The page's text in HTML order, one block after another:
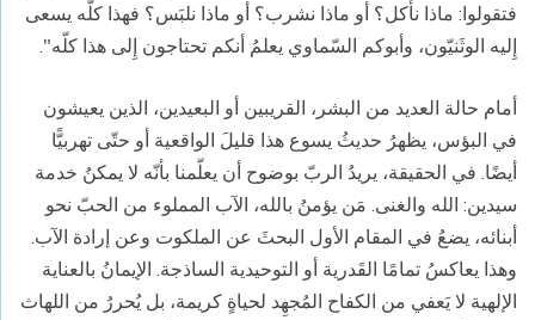
فتقولوا: ماذا نأكل؟ أو ماذا نشرب؟ أو ماذا نلبَس؟ فهذا كلّه يسعى
إِليه الوثَنيّون، وأبوكم السّماوي يعلمُ أنكم تحتاجون إِلى هذا كلّه".
أمام حالة العديد من البشر، القريبين أو البعيدين، الذين يعيشون
في البؤس، يظهرُ حديثُ يسوع هذا قليلَ الواقعية أو حتّى تهربيًّا
أيضًا. في الحقيقة، يريدُ الربّ بوضوح أن يعلّمنا بأنّه لا يمكنُ خدمة
سيدين: الله والغنى. مَن يؤمنُ بالله، الآب المملوء من الحبّ نحو
أبنائه، يضعُ في المقام الأول البحثَ عن الملكوت وعن إرادة الآب.
وهذا يعاكسُ تمامًا القَدرية أو التوحيدية الساذجة. الإيمانُ بالعناية
الإلهية لا يَعفي من الكفاح المُجهِد لحياةٍ كريمة، بل يُحررُ من اللهاث